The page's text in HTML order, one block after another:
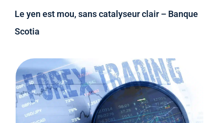
Le yen est mou, sans catalyseur clair – Banque
Scotia